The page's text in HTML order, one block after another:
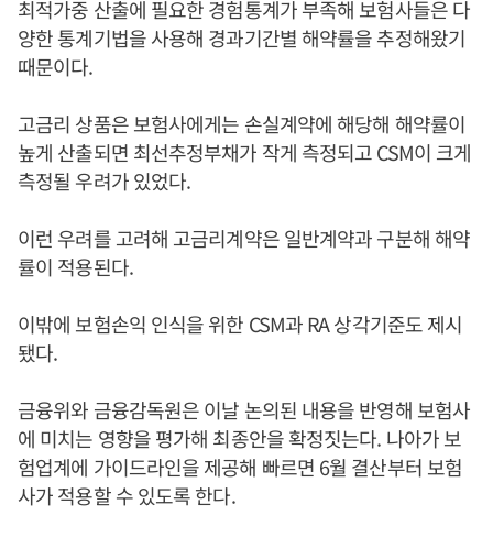
최적가중 산출에 필요한 경험통계가 부족해 보험사들은 다
양한 통계기법을 사용해 경과기간별 해약률을 추정해왔기
때문이다.
고금리 상품은 보험사에게는 손실계약에 해당해 해약률이
높게 산출되면 최선추정부채가 작게 측정되고 CSM이 크게
측정될 우려가 있었다.
이런 우려를 고려해 고금리계약은 일반계약과 구분해 해약
률이 적용된다.
이밖에 보험손익 인식을 위한 CSM과 RA 상각기준도 제시
됐다.
금융위와 금융감독원은 이날 논의된 내용을 반영해 보험사
에 미치는 영향을 평가해 최종안을 확정짓는다. 나아가 보
험업계에 가이드라인을 제공해 빠르면 6월 결산부터 보험
사가 적용할 수 있도록 한다.